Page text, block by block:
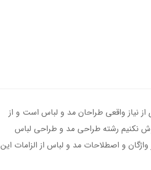
نیاز واقعی طراحان مد و لباس است و از
نکنیم رشته طراحی مد و طراحی لباس
و اصطلاحات مد و لباس از الزامات این